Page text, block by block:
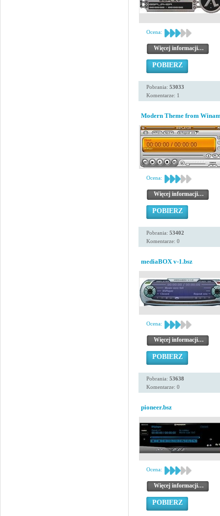
Ocena:
Więcej informacji…
POBIERZ
Pobrania: 53033
Komentarze: 1
Modern Theme from
Ocena:
Więcej informacji…
POBIERZ
Pobrania: 53402
Komentarze: 0
mediaBOX v-1.bsz
Ocena:
Więcej informacji…
POBIERZ
Pobrania: 53638
Komentarze: 0
pioneer.bsz
Ocena:
Więcej informacji…
POBIERZ